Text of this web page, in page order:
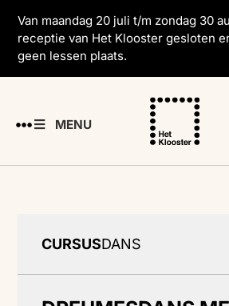
Van maandag 20 juli t/m zondag 30
receptie van Het Klooster gesloten
geen lessen plaats.
MENU
CURSUSDANS